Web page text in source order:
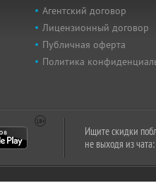
Агентский договор
Лицензионный договор
Публичная оферта
Политика
Ищите скидки
не выходя из чата: